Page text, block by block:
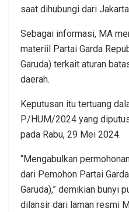
saat dihubungi dari
Sebagai informasi, MA
materiil Partai Garda
Garuda) terkait aturan
daerah.
Keputusan itu tertuang
P/HUM/2024 yang
pada Rabu, 29 Mei 2024.
“Mengabulkan
dari Pemohon Partai
Garuda),” demikian bunyi
dilansir dari laman resmi